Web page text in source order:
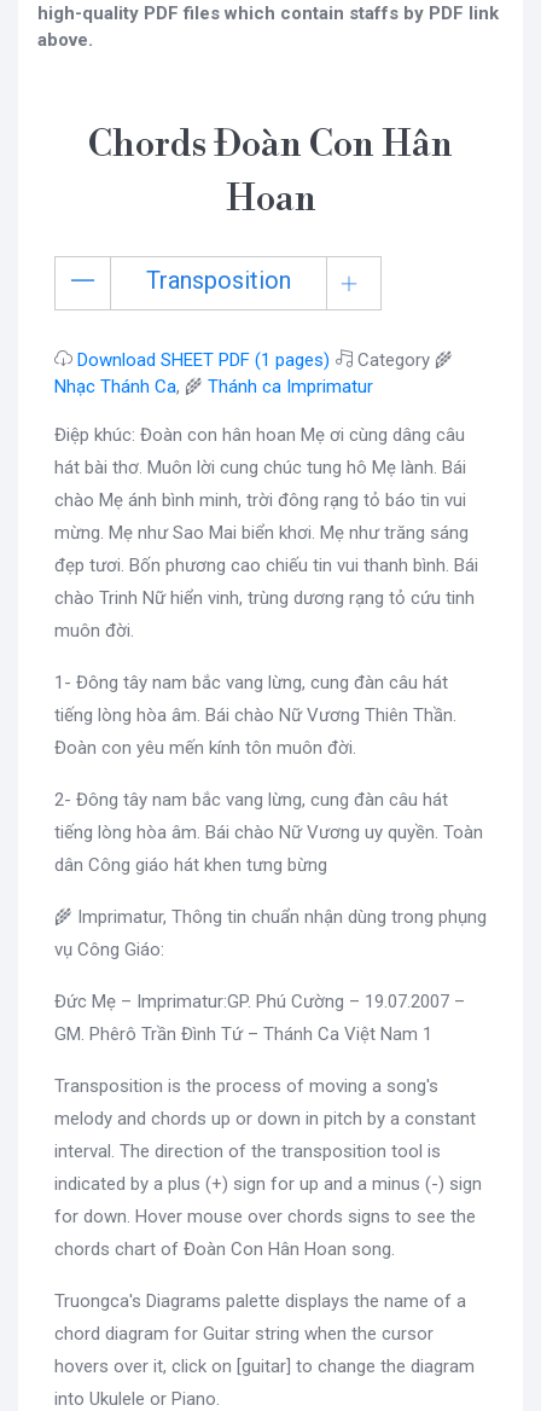
high-quality PDF files which contain staffs by PDF link
above.
Chords Đoàn Con Hân
Hoan
Transposition
Download SHEET PDF (1 pages)
Category 🌾
Nhạc Thánh Ca, 🌾 Thánh ca Imprimatur
Điệp khúc: Đoàn con hân hoan Mẹ ơi cùng dâng câu
hát bài thơ. Muôn lời cung chúc tung hô Mẹ lành. Bái
chào Mẹ ánh bình minh, trời đông rạng tỏ báo tin vui
mừng. Mẹ như Sao Mai biển khơi. Mẹ như trăng sáng
đẹp tươi. Bốn phương cao chiếu tin vui thanh bình. Bái
chào Trinh Nữ hiển vinh, trùng dương rạng tỏ cứu tinh
muôn đời.
1- Đông tây nam bắc vang lừng, cung đàn câu hát
tiếng lòng hòa âm. Bái chào Nữ Vương Thiên Thần.
Đoàn con yêu mến kính tôn muôn đời.
2- Đông tây nam bắc vang lừng, cung đàn câu hát
tiếng lòng hòa âm. Bái chào Nữ Vương uy quyền. Toàn
dân Công giáo hát khen tưng bừng
🌾 Imprimatur, Thông tin chuẩn nhận dùng trong phụng
vụ Công Giáo:
Đức Mẹ – Imprimatur:GP. Phú Cường – 19.07.2007 –
GM. Phêrô Trần Đình Tứ – Thánh Ca Việt Nam 1
Transposition is the process of moving a song's
melody and chords up or down in pitch by a constant
interval. The direction of the transposition tool is
indicated by a plus (+) sign for up and a minus (-) sign
for down. Hover mouse over chords signs to see the
chords chart of Đoàn Con Hân Hoan song.
Truongca's Diagrams palette displays the name of a
chord diagram for Guitar string when the cursor
hovers over it, click on [guitar] to change the diagram
into Ukulele or Piano.